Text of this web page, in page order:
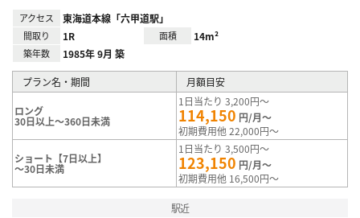
アクセス 東海道本線「六甲道駅」
間取り 1R 面積 14m²
築年数 1985年 9月 築
プラン名・期間 月額目安
ロング
30日以上～360日未満
1日当たり 3,200円～
114,150 円/月～
初期費用他 22,000円～
ショート【7日以上】
～30日未満
1日当たり 3,500円～
123,150 円/月～
初期費用他 16,500円～
駅近